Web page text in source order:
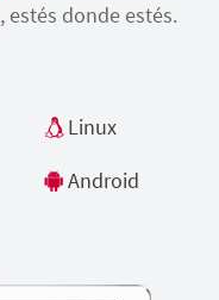
, estés donde estés.
Linux
Android